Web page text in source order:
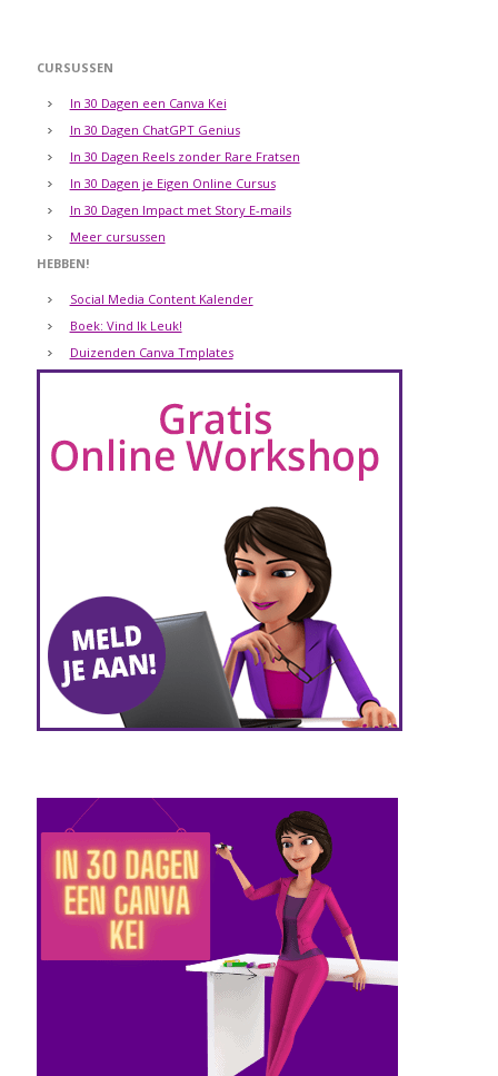
CURSUSSEN
In 30 Dagen een Canva Kei
In 30 Dagen ChatGPT Genius
In 30 Dagen Reels zonder Rare Fratsen
In 30 Dagen je Eigen Online Cursus
In 30 Dagen Impact met Story E-mails
Meer cursussen
HEBBEN!
Social Media Content Kalender
Boek: Vind Ik Leuk!
Duizenden Canva Tmplates